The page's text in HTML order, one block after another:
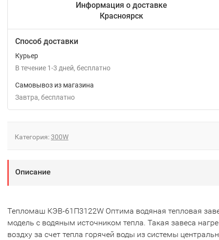
Информация о доставке
Красноярск
Способ доставки
Курьер
В течение 1-3 дней Бесплатно
Самовывоз из магазина
Завтра
Бесплатно
Категория:300W
Описание
Тепломаш КЭВ-61П3122W Оптима водяная тепловая
модель с водяным источником тепла. Такая завеса
воздху за счет тепла горячей воды из системы